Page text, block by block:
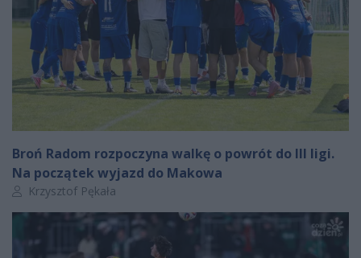
Broń Radom rozpoczyna walkę o powrót do III ligi.
Na początek wyjazd do Makowa
Autor artykułu:
Krzysztof Pękała